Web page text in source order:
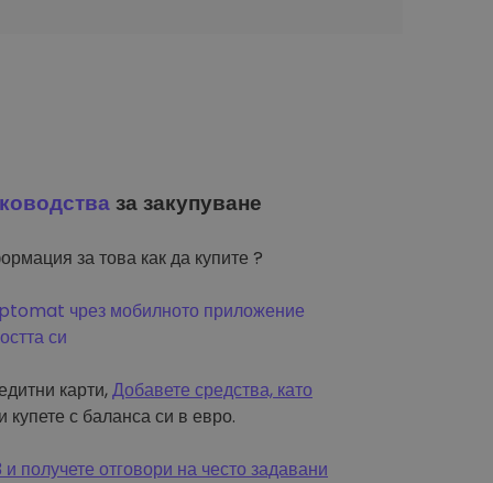
за закупуване
за това как да купите ?
чрез мобилното приложение
си
карти,Добавете средства, като
и купете с баланса си в евро.
получете отговори на често задавани